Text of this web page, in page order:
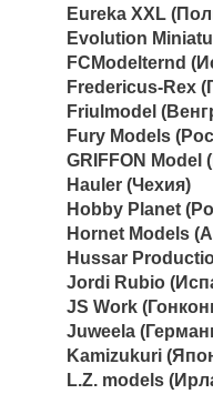
Eureka XXL
Evolution
FCModelternd
Fredericus-Rex
Friulmodel
Fury Models
GRIFFON Model
Hauler (Чехия)
Hobby Planet
Hornet Models
Hussar
Jordi Rubio
JS Work
Juweela
Kamizukuri
L.Z. models